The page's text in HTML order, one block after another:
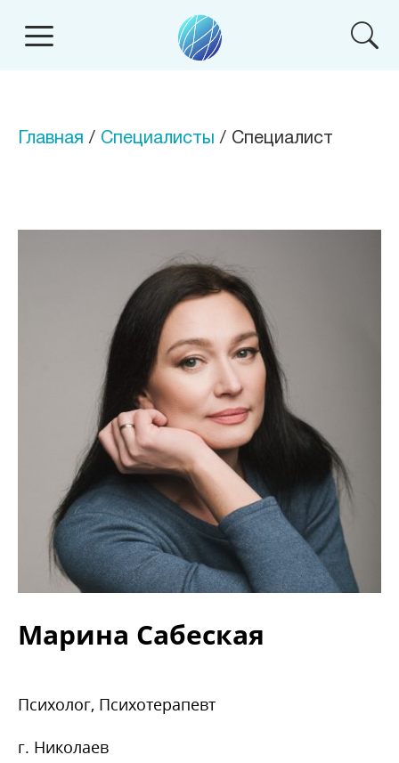
Главная / Специалисты / Специалист
Марина Сабеская
Психолог, Психотерапевт
г. Николаев